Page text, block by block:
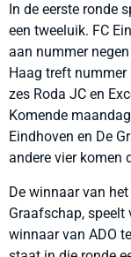
In de eerste ronde
een tweeluik. FC
aan nummer
Haag treft nummer
zes Roda JC en
Komende
Eindhoven en De
andere vier komen
De winnaar van
Graafschap, speelt
winnaar van ADO